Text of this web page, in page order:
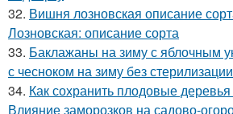
32. Вишня лозновская описание
Лозновская: описание сорта
33. Баклажаны на зиму с яблочным
с чесноком на зиму без стерилизации
34. Как сохранить плодовые
Влияние заморозков на садово-